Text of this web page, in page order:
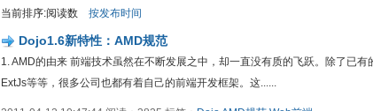
当前排序:阅读数 按发布时间
Dojo1.6新特性：AMD规范
1. AMD的由来 前端技术虽然在不断发展之中，却一直没有质的飞跃。除了已有
ExtJs等等，很多公司也都有着自己的前端开发框架。这......